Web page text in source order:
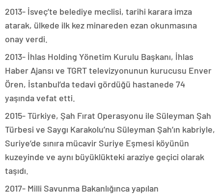
2013- İsveç’te belediye meclisi, tarihi karara imza
atarak, ülkede ilk kez minareden ezan okunmasına
onay verdi.
2013- İhlas Holding Yönetim Kurulu Başkanı, İhlas
Haber Ajansı ve TGRT televizyonunun kurucusu Enver
Ören, İstanbul’da tedavi gördüğü hastanede 74
yaşında vefat etti.
2015- Türkiye, Şah Fırat Operasyonu ile Süleyman Şah
Türbesi ve Saygı Karakolu’nu Süleyman Şah’ın kabriyle,
Suriye’de sınıra mücavir Suriye Eşmesi köyünün
kuzeyinde ve aynı büyüklükteki araziye geçici olarak
taşıdı.
2017- Milli Savunma Bakanlığınca yapılan